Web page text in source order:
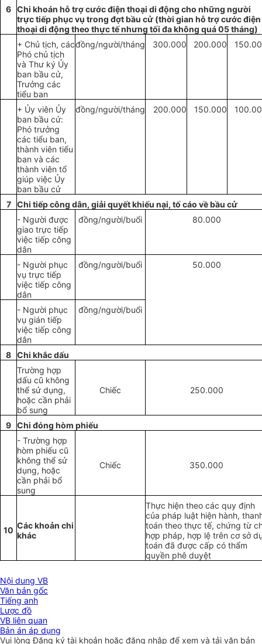
6 Chi khoán hỗ trợ cước điện thoại di động cho những người
trực tiếp phục vụ trong đợt bầu cử (thời gian hỗ trợ cước điện
thoại di động theo thực tế nhưng tối đa không quá 05 tháng)
+ Chủ tịch, các
Phó chủ tịch
và Thư ký Ủy
ban bầu cử,
Trưởng các
tiểu ban
đồng/người/tháng 300.000 200.000
+ Ủy viên Ủy
ban bầu cử:
Phó trưởng
các tiểu ban,
thành viên tiểu
ban và các
thành viên tổ
giúp việc Ủy
ban bầu cử
đồng/người/tháng 200.000 150.000
7 Chi tiếpcông dân, giải quyếtkhiếu nại, tốcáo về bầu cử
- Người được
giao trực tiếp
việc tiếp công
dân
đồng/người/buổi 80.000
- Người phục
vụ trực tiếp
việc tiếp công
dân
đồng/người/buổi 50.000
- Người phục
vụ gián tiếp
việc tiếp công
dân
đồng/người/buổi
8 Chi khắc dấu
Trường hợp
dấu cũ không
thể sử dụng,
hoặc cần phải
bổ sung
Chiếc 250.000
9 Chi đóng hòm phiếu
- Trường hợp
hòm phiếu cũ
không thể sử
dụng, hoặc
cần phải bổ
sung
Chiếc 350.000
10 Các khoản chi
khác
Thực hiện theo các quy định
của pháp luật hiện hành,
toán theo thực tế, chứng từ
hợp pháp, hợp lệ trên cơ sở
toán đã được cấp có thẩm
quyền phê duyệt
Nội dung VB
Văn bản gốc
Tiếng anh
Lược đồ
VB liên quan
Bản án áp dụng
Vui lòngĐăng ký tài khoản hoặc đăng nhập để xem và tải văn bản